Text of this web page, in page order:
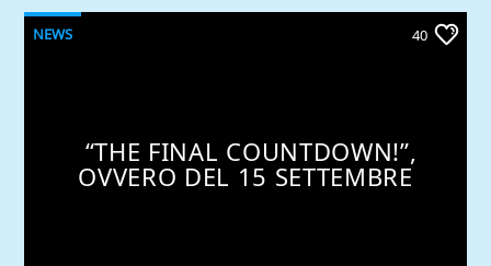
NEWS 40
“THE FINAL COUNTDOWN!”,
OVVERO DEL 15 SETTEMBRE